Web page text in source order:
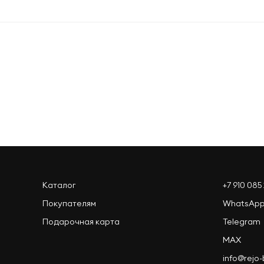
Каталог
Покупателям
Подарочная карта
+7 910 085
WhatsApp
Telegram
MAX